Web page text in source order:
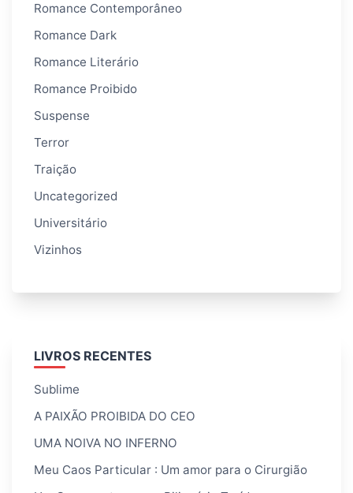
Romance Contemporâneo
Romance Dark
Romance Literário
Romance Proibido
Suspense
Terror
Traição
Uncategorized
Universitário
Vizinhos
LIVROS RECENTES
Sublime
A PAIXÃO PROIBIDA DO CEO
UMA NOIVA NO INFERNO
Meu Caos Particular : Um amor para o Cirurgião